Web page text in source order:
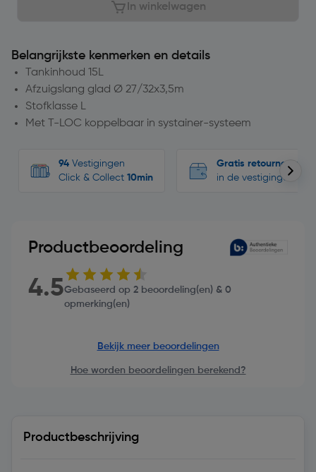
In winkelwagen
Belangrijkste kenmerken en details
Tankinhoud 15L
Afzuigslang glad Ø 27/32x3,5m
Stofklasse L
Met T-LOC koppelbaar in systainer-systeem
94 Vestigingen
Click & Collect 10min
Gratis retourneren
in de vestigingen
Productbeoordeling
4.5Gebaseerd op 2 beoordeling(en) & 0
opmerking(en)
Bekijk meer beoordelingen
Hoe worden beoordelingen berekend?
Productbeschrijving